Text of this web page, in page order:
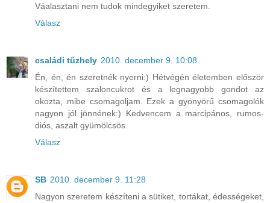
Váalasztani nem tudok mindegyiket szeretem.
Válasz
családi tűzhely 2010. december 9. 10:08
Én, én, én szeretnék nyerni:) Hétvégén életemben először
készítettem szaloncukrot és a legnagyobb gondot az
okozta, mibe csomagoljam. Ezek a gyönyörű csomagolók
nagyon jól jönnének:) Kedvencem a marcipános, rumos-
diós, aszalt gyümölcsös.
Válasz
SB 2010. december 9. 11:28
Nagyon szeretem készíteni a sütiket, tortákat, édességeket,